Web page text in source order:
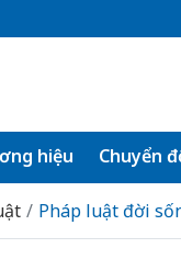
hiệu Chuyển
Pháp luật đời